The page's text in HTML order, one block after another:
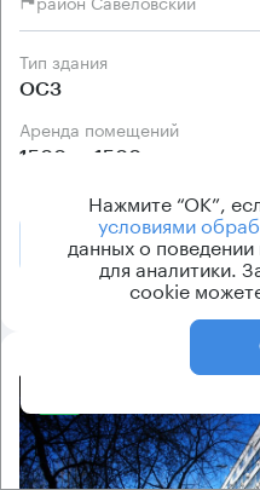
Тип здания
ОСЗ
Аренда помещений
1500 — 1500 кв.м
Позвонить
Нажмите “ОК”,
условиями
данных о
для аналитики.
cookie